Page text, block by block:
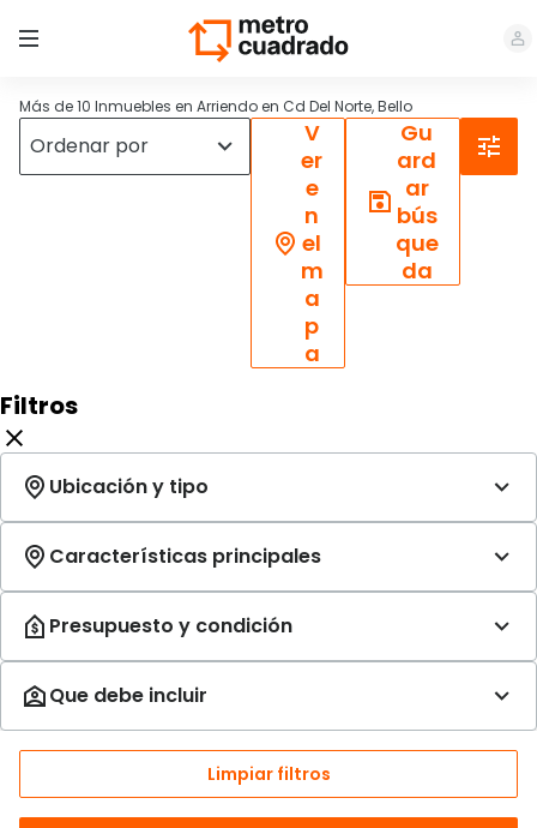
Más de 10 Inmuebles en Arriendo en Cd Del Norte, Bello
V
er
e
n
el
m
a
p
a
Gu
ard
ar
bús
que
da
Filtros
Limpiar filtros